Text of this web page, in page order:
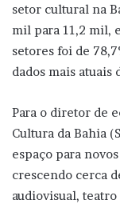
setor cultural na
mil para 11,2 mil,
setores foi de
dados mais
Para o diretor de
Cultura da Bahia
espaço para
crescendo cerca
audiovisual,